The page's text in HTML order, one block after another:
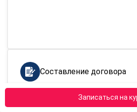
Записаться на
Составление договора
Мы заполняем остальные бумаги
договор на обучение. Вам нужно